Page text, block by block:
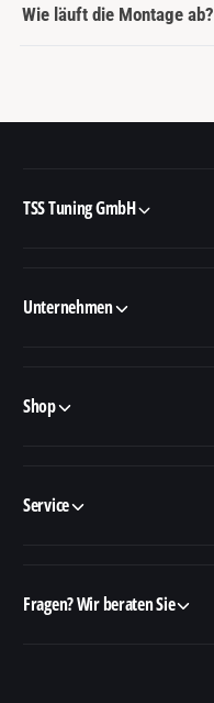
Wie läuft die Montage ab?
TSS Tuning GmbH
Unternehmen
Shop
Service
Fragen? Wir beraten Sie